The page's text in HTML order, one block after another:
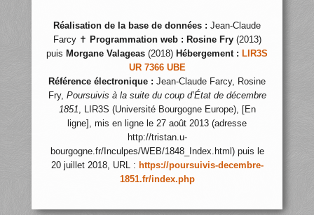
Réalisation de la base de données : Jean-Claude
Farcy ✝ Programmation web : Rosine Fry(2013)
puis Morgane Valageas (2018) Hébergement : LIR3S
UR 7366 UBE
Référence électronique : Jean-Claude Farcy, Rosine
Fry, Poursuivis à la suite du coup d’État de décembre
1851, LIR3S (Université Bourgogne Europe), [En
ligne], mis en ligne le 27 août 2013 (adresse
http://tristan.u-
bourgogne.fr/Inculpes/WEB/1848_Index.html) puis le
20 juillet 2018, URL : https://poursuivis-decembre-
1851.fr/index.php